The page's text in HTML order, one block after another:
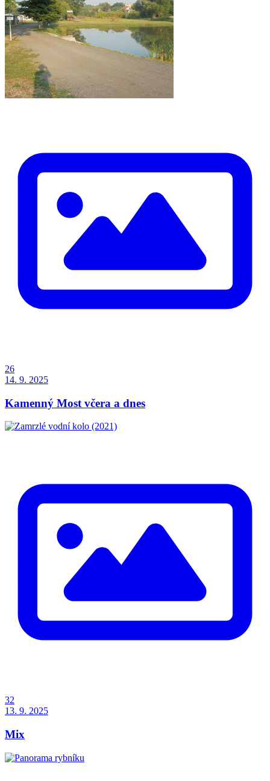
26
14. 9. 2025
Kamenný Most včera a dnes
32
13. 9. 2025
Mix